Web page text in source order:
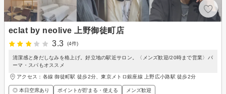
eclat by neolive 上野御徒町店
3.3
(4件)
清潔感と身だしなみを格上げ。好立地の駅近サロン。〈メンズ歓迎/20時まで営業〉パ
ーマ・スパもオススメ
アクセス：各線 御徒町駅 徒歩2分、東京メトロ銀座線 上野広小路駅 徒歩2分
◎ 本日空席あり ポイントが貯まる・使える メンズ歓迎